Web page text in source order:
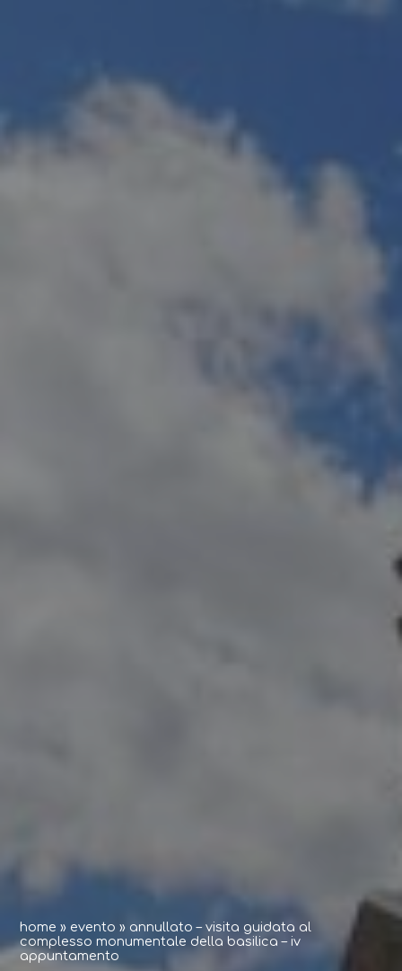
home » evento » annullato – visita guidata al
complesso monumentale della basilica – iv
appuntamento